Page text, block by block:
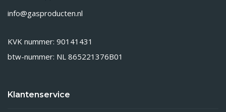
info@gasproducten.nl
KVK nummer: 90141431
btw-nummer: NL 865221376B01
Klantenservice